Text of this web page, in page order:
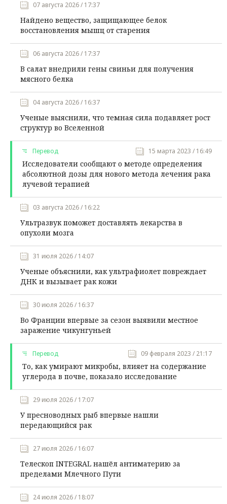
07 августа 2026 / 17:37
Найдено вещество, защищающее белок
восстановления мышц от старения
06 августа 2026 / 17:37
В салат внедрили гены свиньи для получения
мясного белка
04 августа 2026 / 16:37
Ученые выяснили, что темная сила подавляет рост
структур во Вселенной
Перевод 15 марта 2023 / 16:49
Исследователи сообщают о методе определения
абсолютной дозы для нового метода лечения рака
лучевой терапией
03 августа 2026 / 16:22
Ультразвук поможет доставлять лекарства в
опухоли мозга
31 июля 2026 / 14:07
Ученые объяснили, как ультрафиолет повреждает
ДНК и вызывает рак кожи
30 июля 2026 / 16:37
Во Франции впервые за сезон выявили местное
заражение чикунгуньей
Перевод 09 февраля 2023 / 21:17
То, как умирают микробы, влияет на содержание
углерода в почве, показало исследование
29 июля 2026 / 17:07
У пресноводных рыб впервые нашли
передающийся рак
27 июля 2026 / 16:07
Телескоп INTEGRAL нашёл антиматерию за
пределами Млечного Пути
24 июля 2026 / 18:07